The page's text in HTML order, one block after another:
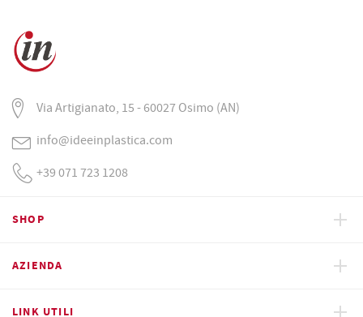
Via Artigianato, 15 - 60027 Osimo (AN)
info@ideeinplastica.com
+39 071 723 1208
SHOP
AZIENDA
LINK UTILI